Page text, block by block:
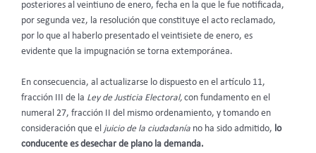
posteriores al veintiuno de enero, fecha en la que le fue notificada,
por segunda vez, la resolución que constituye el acto reclamado,
por lo que al haberlo presentado el veintisiete de enero, es
evidente que la impugnación se torna extemporánea.
En consecuencia, al actualizarse lo dispuesto en el artículo 11,
fracción III de la Ley de Justicia Electoral, con fundamento en el
numeral 27, fracción II del mismo ordenamiento, y tomando en
consideración que el juicio de la ciudadanía no ha sido admitido, lo
conducente es desechar de plano la demanda.